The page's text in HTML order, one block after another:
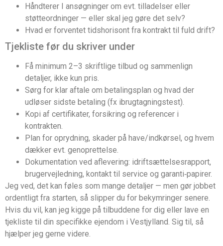
Håndterer I ansøgninger om evt. tilladelser eller
støtteordninger — eller skal jeg gøre det selv?
Hvad er forventet tidshorisont fra kontrakt til fuld drift?
Tjekliste før du skriver under
Få minimum 2–3 skriftlige tilbud og sammenlign
detaljer, ikke kun pris.
Sørg for klar aftale om betalingsplan og hvad der
udløser sidste betaling (fx ibrugtagningstest).
Kopi af certifikater, forsikring og referencer i
kontrakten.
Plan for oprydning, skader på have/indkørsel, og hvem
dækker evt. genoprettelse.
Dokumentation ved aflevering: idriftsættelsesrapport,
brugervejledning, kontakt til service og garanti‑papirer.
Jeg ved, det kan føles som mange detaljer — men gør jobbet
ordentligt fra starten, så slipper du for bekymringer senere.
Hvis du vil, kan jeg kigge på tilbuddene for dig eller lave en
tjekliste til din specifikke ejendom i Vestjylland. Sig til, så
hjælper jeg gerne videre.